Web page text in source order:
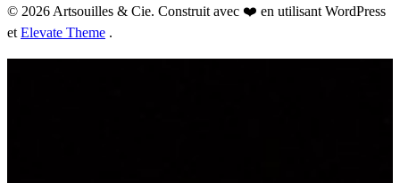
© 2026 Artsouilles & Cie. Construit avec ❤️ en utilisant WordPress
et Elevate Theme .